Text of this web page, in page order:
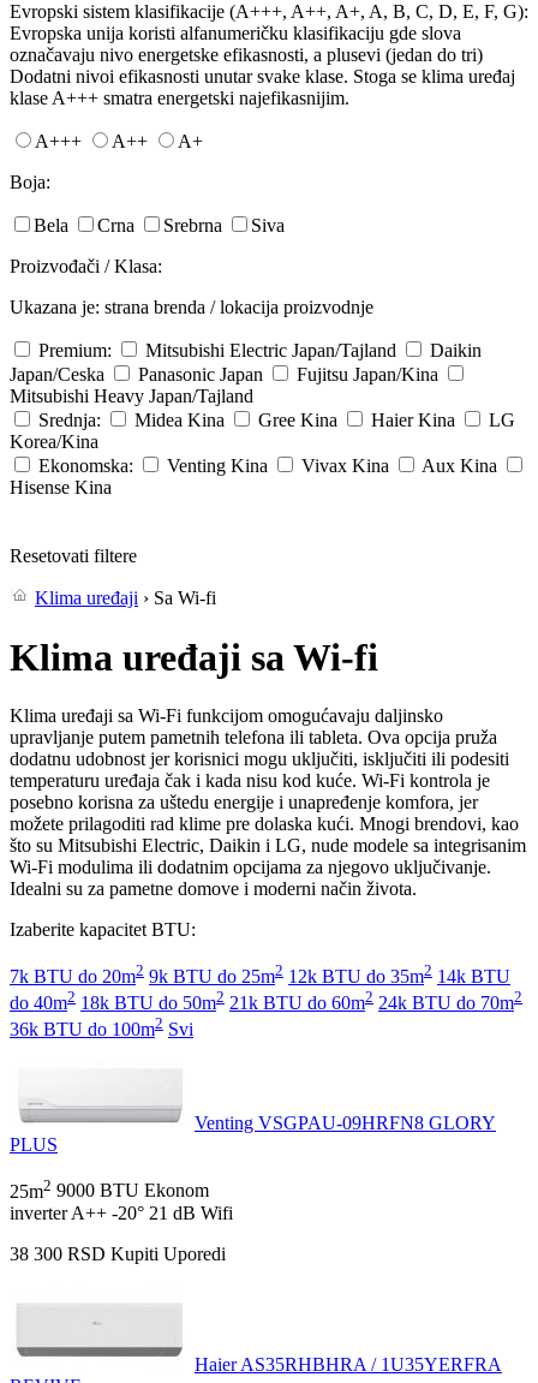
Evropski sistem klasifikacije (A+++, A++, A+, A, B, C, D, E, F, G):
Evropska unija koristi alfanumeričku klasifikaciju gde slova
označavaju nivo energetske efikasnosti, a plusevi (jedan do tri)
Dodatni nivoi efikasnosti unutar svake klase. Stoga se klima uređaj
klase A+++ smatra energetski najefikasnijim.
A+++ A++
A+
Boja:
Bela Crna Srebrna
Siva
Proizvođači / Klasa:
Ukazana je: strana brenda / lokacija proizvodnje
Premium: Mitsubishi Electric Japan/Tajland
Daikin
Japan/Ceska
Panasonic Japan Fujitsu Japan/Kina
Mitsubishi Heavy Japan/Tajland
Srednja:
Midea Kina Gree Kina Haier Kina
LG
Korea/Kina
Ekonomska:
Venting Kina Vivax Kina Aux Kina
Hisense Kina
Resetovati filtere
Klima uređaji › Sa Wi-fi
Klima uređaji sa Wi-fi
Klima uređaji sa Wi-Fi funkcijom omogućavaju daljinsko
upravljanje putem pametnih telefona ili tableta. Ova opcija pruža
dodatnu udobnost jer korisnici mogu uključiti, isključiti ili podesiti
temperaturu uređaja čak i kada nisu kod kuće. Wi-Fi kontrola je
posebno korisna za uštedu energije i unapređenje komfora, jer
možete prilagoditi rad klime pre dolaska kući. Mnogi brendovi, kao
što su Mitsubishi Electric, Daikin i LG, nude modele sa integrisanim
Wi-Fi modulima ili dodatnim opcijama za njegovo uključivanje.
Idealni su za pametne domove i moderni način života.
Izaberite kapacitet BTU:
7k BTU do 20m2 9k BTU do 25m2 12k BTU do 35m2 14k BTU
do 40m2 18k BTU do 50m2 21k BTU do 60m2 24k BTU do 70m2
36k BTU do 100m2 Svi
Venting VSGPAU-09HRFN8 GLORY
PLUS
25m2 9000 BTU Ekonom
inverter A++ -20° 21 dB Wifi
38 300 RSD Kupiti Uporedi
Haier AS35RHBHRA / 1U35YERFRA